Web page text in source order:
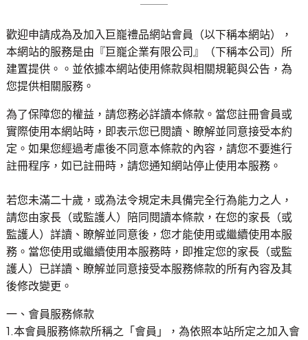
政府推行限塑令，大家快跟上腳步，推動環保，減塑!!!!!
送禮不失禮！客製化禮贈品，精美實用又高雅，包裝、加
工一手包辦，省預算達效益。
用心傳遞祝福，貼心感動有一套！全省企業贈禮合作推
薦，多款精緻禮品等你挑！
歡迎申請成為及加入巨巃禮品網站會員（以下稱本網站），
本網站的服務是由『巨巃企業有限公司』（下稱本公司）所
建置提供。。並依據本網站使用條款與相關規範與公告，為
您提供相關服務。
為了保障您的權益，請您務必詳讀本條款。當您註冊會員或
實際使用本網站時，即表示您已閱讀、瞭解並同意接受本約
定。如果您經過考慮後不同意本條款的內容，請您不要進行
註冊程序，如已註冊時，請您通知網站停止使用本服務。
若您未滿二十歲，或為法令規定未具備完全行為能力之人，
請您由家長（或監護人）陪同閱讀本條款，在您的家長（或
監護人）詳讀、瞭解並同意後，您才能使用或繼續使用本服
務。當您使用或繼續使用本服務時，即推定您的家長（或監
護人）已詳讀、瞭解並同意接受本服務條款的所有內容及其
後修改變更。
一、會員服務條款
1.本會員服務條款所稱之「會員」，為依照本站所定之加入會